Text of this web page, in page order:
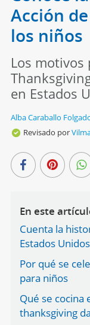
Acción
los niños
Los motivos
en Estados
Alba Caraballo
Revisado por
En este
Cuenta la
Estados
Por qué se
para niños
Qué se cocina
thanksgiving